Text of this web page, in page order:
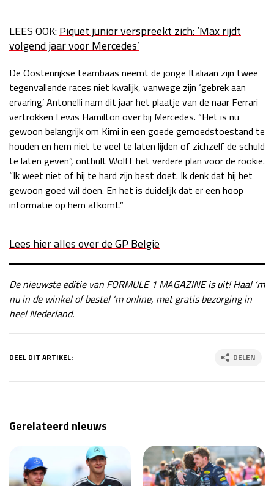
LEES OOK:Piquet junior verspreekt zich: ‘Max rijdt
volgend jaar voor Mercedes’
De Oostenrijkse teambaas neemt de jonge Italiaan zijn twee
tegenvallende races niet kwalijk, vanwege zijn ‘gebrek aan
ervaring’. Antonelli nam dit jaar het plaatje van de naar Ferrari
vertrokken Lewis Hamilton over bij Mercedes. “Het is nu
gewoon belangrijk om Kimi in een goede gemoedstoestand te
houden en hem niet te veel te laten lijden of zichzelf de schuld
te laten geven”, onthult Wolff het verdere plan voor de rookie.
“Ik weet niet of hij te hard zijn best doet. Ik denk dat hij het
gewoon goed wil doen. En het is duidelijk dat er een hoop
informatie op hem afkomt.”
Lees hier alles over de GP België
De nieuwste editie van FORMULE 1 MAGAZINEis uit! Haal ‘m
nu in de winkel of bestel ‘m online, met gratis bezorging in
heel Nederland.
DEEL DIT ARTIKEL: DELEN
Gerelateerd nieuws